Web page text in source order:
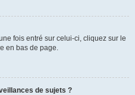
fois entré sur celui-ci, cliquez sur le
en bas de page.
de sujets ?